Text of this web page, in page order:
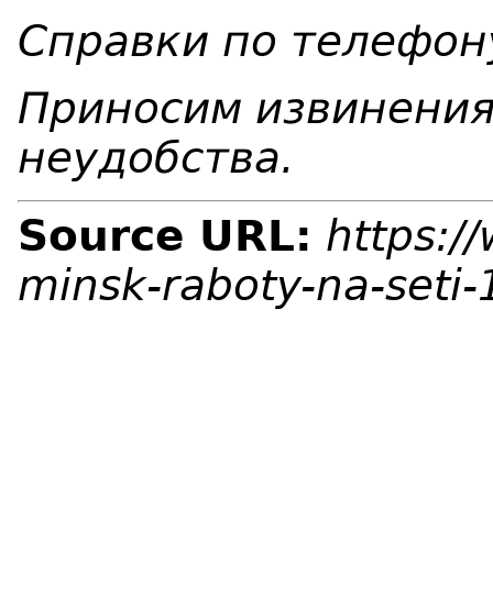
Справки по
Приносим
неудобства.
Source URL: https://
minsk-raboty-na-seti-